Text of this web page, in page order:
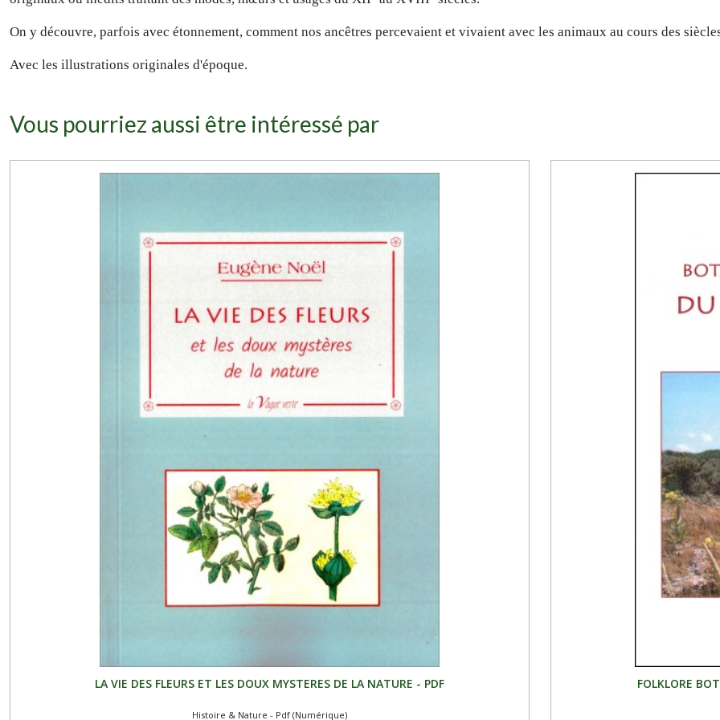
On y découvre, parfois avec étonnement, comment nos ancêtres percevaient et vivaient avec les animaux au cours des
Avec les illustrations originales d'époque.
Vous pourriez aussi être intéressé par
LA VIE DES FLEURS ET LES DOUX MYSTERES DE LA NATURE - PDF
Histoire & Nature - Pdf (Numérique)
FOLKLORE